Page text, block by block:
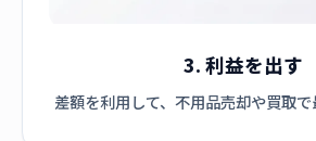
3. 利益を出す
差額を利用して、不用品売却や買取で